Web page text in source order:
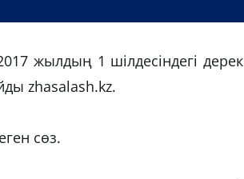
жылдың 1 шілдесіндегі дерек
zhasalash.kz.
сөз.